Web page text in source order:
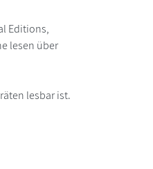
Editions,
lesen über
lesbar ist.